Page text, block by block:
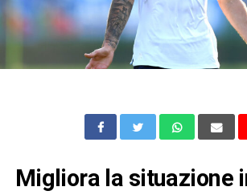
Migliora la situazione